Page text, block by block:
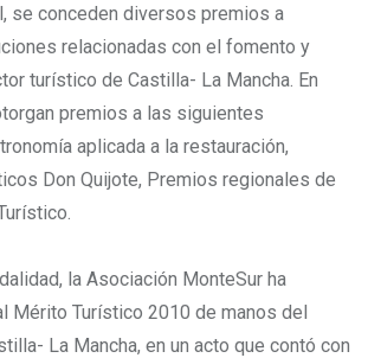
se conceden diversos premios a
relacionadas con el fomento y
turístico de Castilla- La Mancha. En
premios a las siguientes
aplicada a la restauración,
Don Quijote, Premios regionales de
la Asociación MonteSur ha
Mérito Turístico 2010 de manos del
La Mancha, en un acto que contó con